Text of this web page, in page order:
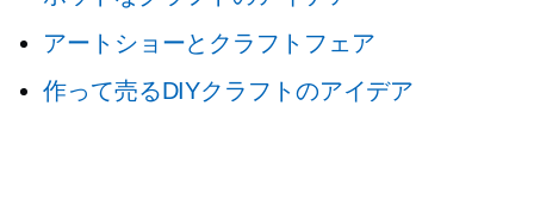
アートショーとクラフトフェア
作って売るDIYクラフトのアイデア